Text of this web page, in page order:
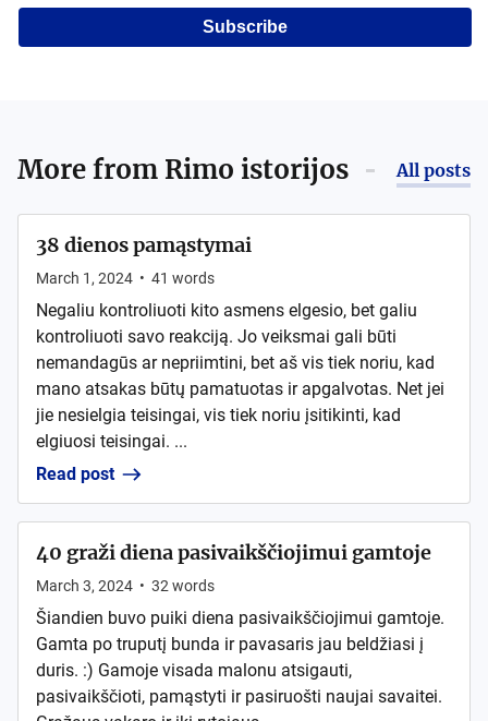
Subscribe
More from Rimo istorijos All posts
38 dienos pamąstymai
March 1, 2024 • 41 words
Negaliu kontroliuoti kito asmens elgesio, bet galiu
kontroliuoti savo reakciją. Jo veiksmai gali būti
nemandagūs ar nepriimtini, bet aš vis tiek noriu, kad
mano atsakas būtų pamatuotas ir apgalvotas. Net jei
jie nesielgia teisingai, vis tiek noriu įsitikinti, kad
elgiuosi teisingai. ...
Read post
40 graži diena pasivaikščiojimui gamtoje
March 3, 2024 • 32 words
Šiandien buvo puiki diena pasivaikščiojimui gamtoje.
Gamta po truputį bunda ir pavasaris jau beldžiasi į
duris. :) Gamoje visada malonu atsigauti,
pasivaikščioti, pamąstyti ir pasiruošti naujai savaitei.